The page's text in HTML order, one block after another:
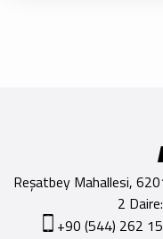
Reşatbey Mahallesi,
2
+90 (544) 262